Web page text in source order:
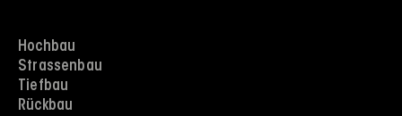
Hochbau
Strassenbau
Tiefbau
Rückbau